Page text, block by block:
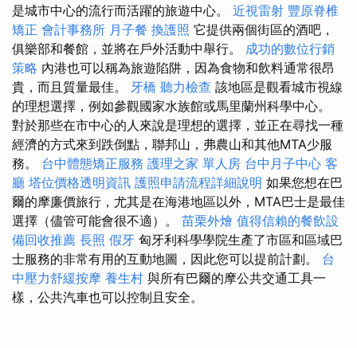
是城市中心的流行而活躍的旅遊中心。 近視雷射 豐原脊椎
矯正 會計事務所 月子餐 換護照 它提供兩個街區的酒吧，
俱樂部和餐館，並將在戶外活動中舉行。 成功的數位行銷
策略 內港也可以稱為旅遊陷阱，因為食物和飲料通常很昂
貴，而且質量最佳。 牙橋 聽力檢查 該地區是觀看城市視線
的理想選擇，例如參觀國家水族館或馬里蘭州科學中心。
對於那些在市中心的人來說是理想的選擇，並正在尋找一種
經濟的方式來到跌倒點，聯邦山，弗農山和其他MTA少服
務。 台中體態矯正服務 護理之家 單人房 台中月子中心 客
廳 塔位價格透明資訊 護照申請流程詳細說明 如果您想在巴
爾的摩廉價旅行，尤其是在海港地區以外，MTA巴士是最佳
選擇（儘管可能會很不適）。 苗栗外燴 值得信賴的餐飲設
備回收推薦 長照 假牙 匈牙利科學學院生產了市區和區域巴
士服務的非常有用的互動地圖，因此您可以提前計劃。 台
中壓力舒緩按摩 養生村 與所有巴爾的摩公共交通工具一
樣，公共汽車也可以控制且安全。